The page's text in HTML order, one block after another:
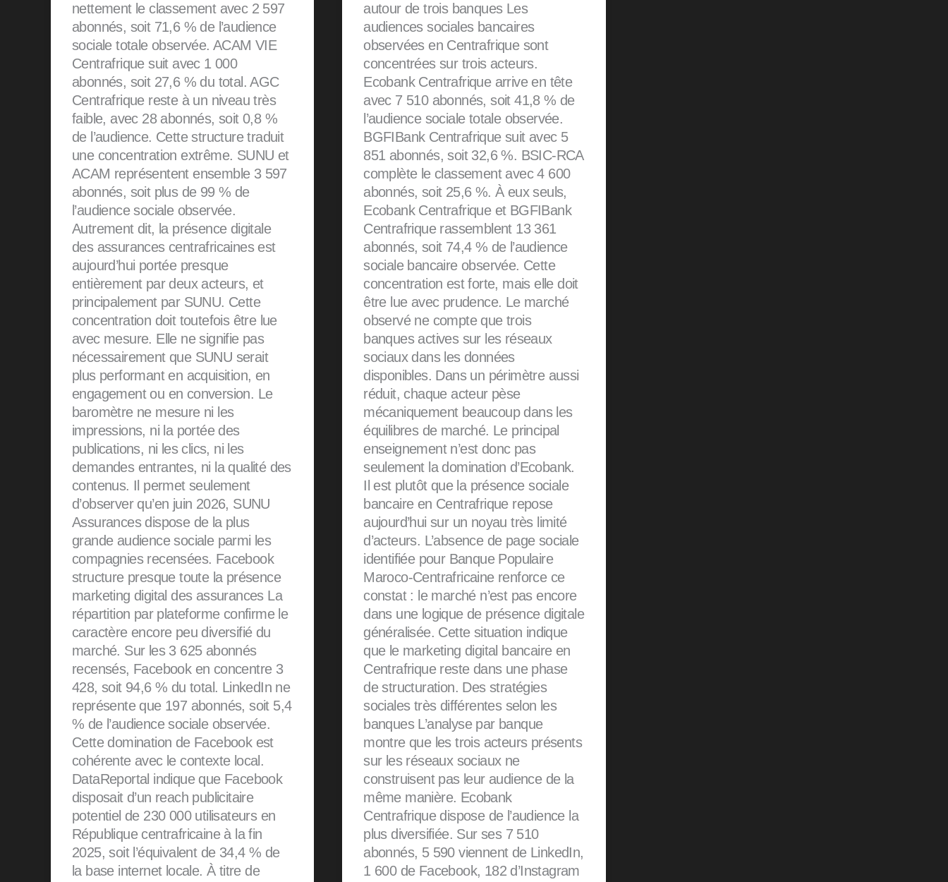
nettement le classement avec 2 597
abonnés, soit 71,6 % de l’audience
sociale totale observée. ACAM VIE
Centrafrique suit avec 1 000
abonnés, soit 27,6 % du total. AGC
Centrafrique reste à un niveau très
faible, avec 28 abonnés, soit 0,8 %
de l’audience. Cette structure traduit
une concentration extrême. SUNU et
ACAM représentent ensemble 3 597
abonnés, soit plus de 99 % de
l’audience sociale observée.
Autrement dit, la présence digitale
des assurances centrafricaines est
aujourd’hui portée presque
entièrement par deux acteurs, et
principalement par SUNU. Cette
concentration doit toutefois être lue
avec mesure. Elle ne signifie pas
nécessairement que SUNU serait
plus performant en acquisition, en
engagement ou en conversion. Le
baromètre ne mesure ni les
impressions, ni la portée des
publications, ni les clics, ni les
demandes entrantes, ni la qualité des
contenus. Il permet seulement
d’observer qu’en juin 2026, SUNU
Assurances dispose de la plus
grande audience sociale parmi les
compagnies recensées. Facebook
structure presque toute la présence
marketing digital des assurances La
répartition par plateforme confirme le
caractère encore peu diversifié du
marché. Sur les 3 625 abonnés
recensés, Facebook en concentre 3
428, soit 94,6 % du total. LinkedIn ne
représente que 197 abonnés, soit 5,4
% de l’audience sociale observée.
Cette domination de Facebook est
cohérente avec le contexte local.
DataReportal indique que Facebook
disposait d’un reach publicitaire
potentiel de 230 000 utilisateurs en
République centrafricaine à la fin
2025, soit l’équivalent de 34,4 % de
la base internet locale. À titre de
autour de trois banques Les
audiences sociales bancaires
observées en Centrafrique sont
concentrées sur trois acteurs.
Ecobank Centrafrique arrive en tête
avec 7 510 abonnés, soit 41,8 % de
l’audience sociale totale observée.
BGFIBank Centrafrique suit avec 5
851 abonnés, soit 32,6 %. BSIC-RCA
complète le classement avec 4 600
abonnés, soit 25,6 %. À eux seuls,
Ecobank Centrafrique et BGFIBank
Centrafrique rassemblent 13 361
abonnés, soit 74,4 % de l’audience
sociale bancaire observée. Cette
concentration est forte, mais elle doit
être lue avec prudence. Le marché
observé ne compte que trois
banques actives sur les réseaux
sociaux dans les données
disponibles. Dans un périmètre aussi
réduit, chaque acteur pèse
mécaniquement beaucoup dans les
équilibres de marché. Le principal
enseignement n’est donc pas
seulement la domination d’Ecobank.
Il est plutôt que la présence sociale
bancaire en Centrafrique repose
aujourd’hui sur un noyau très limité
d’acteurs. L’absence de page sociale
identifiée pour Banque Populaire
Maroco-Centrafricaine renforce ce
constat : le marché n’est pas encore
dans une logique de présence digitale
généralisée. Cette situation indique
que le marketing digital bancaire en
Centrafrique reste dans une phase
de structuration. Des stratégies
sociales très différentes selon les
banques L’analyse par banque
montre que les trois acteurs présents
sur les réseaux sociaux ne
construisent pas leur audience de la
même manière. Ecobank
Centrafrique dispose de l’audience la
plus diversifiée. Sur ses 7 510
abonnés, 5 590 viennent de LinkedIn,
1 600 de Facebook, 182 d’Instagram